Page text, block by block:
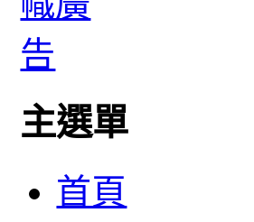
主選單
首頁